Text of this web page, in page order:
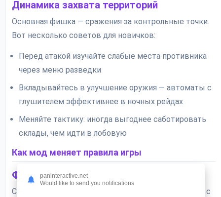
Динамика захвата территорий
Основная фишка — сражения за контрольные точки.
Вот несколько советов для новичков:
Перед атакой изучайте слабые места противника
через меню разведки
Вкладывайтесь в улучшение оружия — автоматы с
глушителем эффективнее в ночных рейдах
Меняйте тактику: иногда выгоднее саботировать
склады, чем идти в лобовую
Как мод меняет правила игры
Финансовая неуязвимость
Скачайте модифицированную версию, и проблемы с
paninteractive.net
Would like to send you notifications